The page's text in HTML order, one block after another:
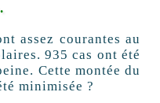
assez courantes au
935 cas ont été
Cette montée du
minimisée ?